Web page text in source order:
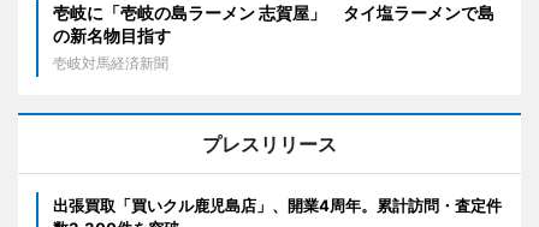
壱岐に「壱岐の島ラーメン 志賀屋」 タイ塩ラーメンで島
の新名物目指す
壱岐対馬経済新聞
プレスリリース
出張買取「買いクル鹿児島店」、開業4周年。累計訪問・査定件